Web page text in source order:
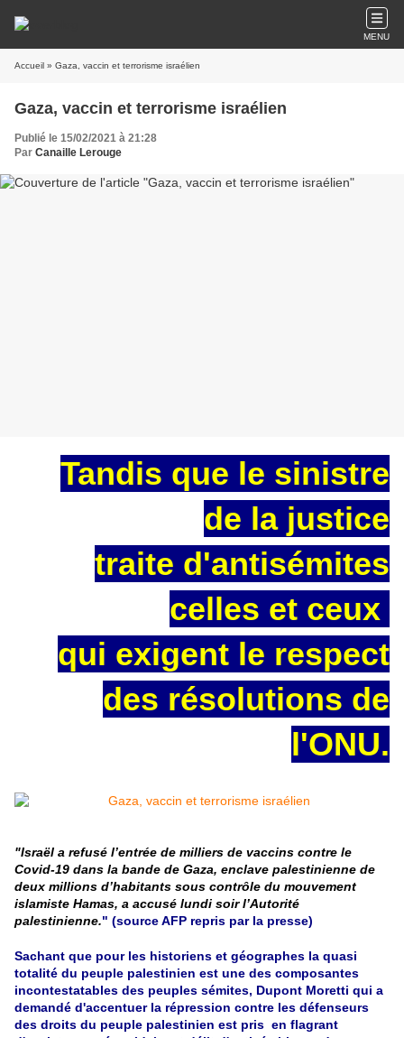
MENU
Accueil » Gaza, vaccin et terrorisme israélien
Gaza, vaccin et terrorisme israélien
Publié le 15/02/2021 à 21:28
Par Canaille Lerouge
Tandis que le sinistre
de la justice
traite d'antisémites
celles et ceux
qui exigent le respect
des résolutions de
l'ONU.
"Israël a refusé l’entrée de milliers de vaccins contre le
Covid-19 dans la bande de Gaza, enclave palestinienne de
deux millions d’habitants sous contrôle du mouvement
islamiste Hamas, a accusé lundi soir l’Autorité
palestinienne." (source AFP repris par la presse)
Sachant que pour les historiens et géographes la quasi
totalité du peuple palestinien est une des composantes
incontestatables des peuples sémites, Dupont Moretti qui a
demandé d'accentuer la répression contre les défenseurs
des droits du peuple palestinien est pris en flagrant